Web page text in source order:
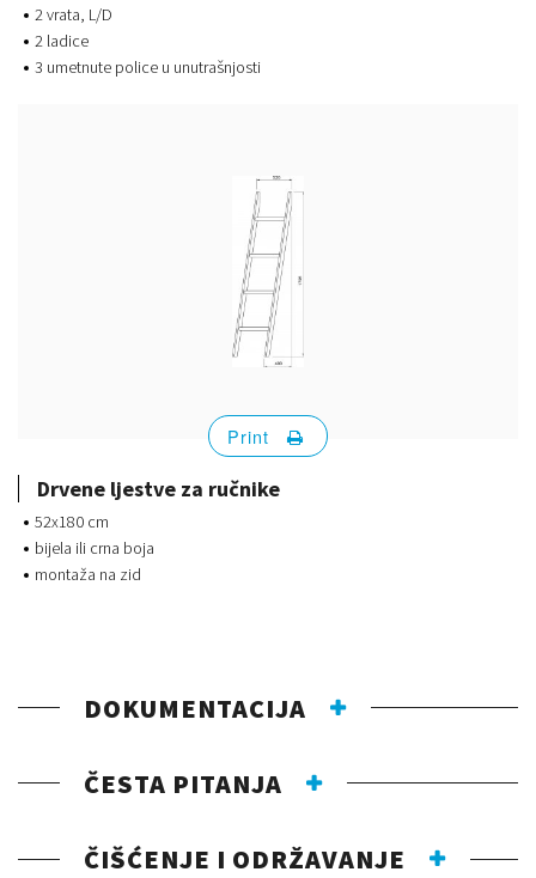
2 vrata, L/D
2 ladice
3 umetnute police u unutrašnjosti
Drvene ljestve za ručnike
52x180 cm
bijela ili crna boja
montaža na zid
Print
DOKUMENTACIJA
ČESTA PITANJA
ČIŠĆENJE I ODRŽAVANJE